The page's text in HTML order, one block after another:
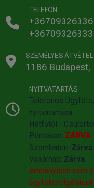
TELEFON:
+36709326336
+36709326333
SZEMÉLYES ÁTVÉTEL:
1186 Budapest,
NYITVATARTÁS:
Telefonos
nyitvatartása:
Hétfőtől -
Pénteken: ZÁRVA
Szombaton: Zárva
Vasárnap: Zárva
Amennyiben nem